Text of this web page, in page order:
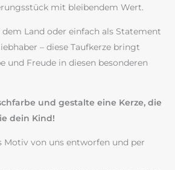
mit bleibendem Wert.
Land oder einfach als Statement
– diese Taufkerze bringt
und Freude in diesen besonderen
und gestalte eine Kerze, die
dein Kind!
Motiv von uns entworfen und per